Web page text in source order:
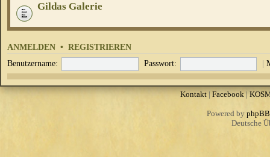
Gildas Galerie
ANMELDEN • REGISTRIEREN
Benutzername: Passwort: |
Kontakt| Facebook|
Powered by phpBB
Deutsche